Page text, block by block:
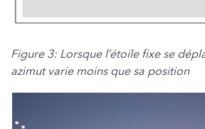
Figure 3: Lorsque l’étoile fixe se
azimut varie moins que sa position